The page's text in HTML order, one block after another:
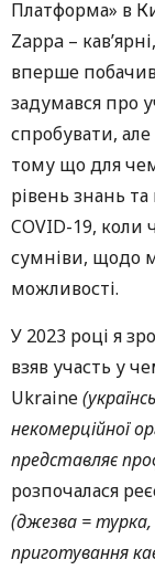
Платформа» в
Zappa –
вперше
задумався про
спробувати,
тому що для
рівень знань
COVID-19, коли
сумніви, щодо
можливості.
У 2023 році я
взяв участь у
Ukraine
некомерційної
представляє
розпочалася
(джезва =
приготування